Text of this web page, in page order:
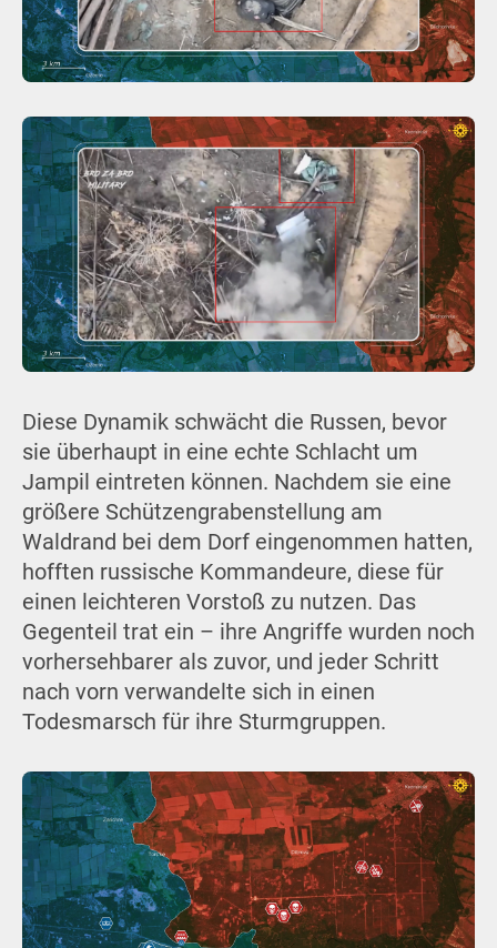
Diese Dynamik schwächt die Russen, bevor
sie überhaupt in eine echte Schlacht um
Jampil eintreten können. Nachdem sie eine
größere Schützengrabenstellung am
Waldrand bei dem Dorf eingenommen hatten,
hofften russische Kommandeure, diese für
einen leichteren Vorstoß zu nutzen. Das
Gegenteil trat ein – ihre Angriffe wurden noch
vorhersehbarer als zuvor, und jeder Schritt
nach vorn verwandelte sich in einen
Todesmarsch für ihre Sturmgruppen.